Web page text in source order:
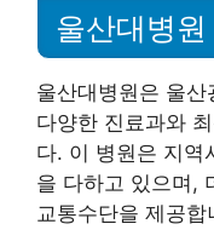
울산대병원
울산대병원은 울
다양한 진료과와
다. 이 병원은 지역
을 다하고 있으며,
교통수단을 제공합